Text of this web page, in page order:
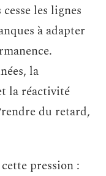
les lignes
à adapter
la
la réactivité
du retard,
pression :